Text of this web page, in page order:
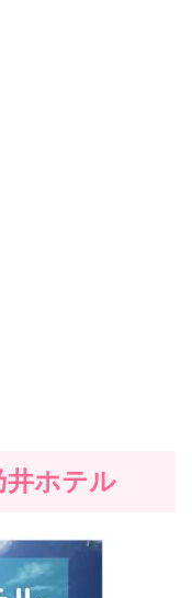
井ホテル